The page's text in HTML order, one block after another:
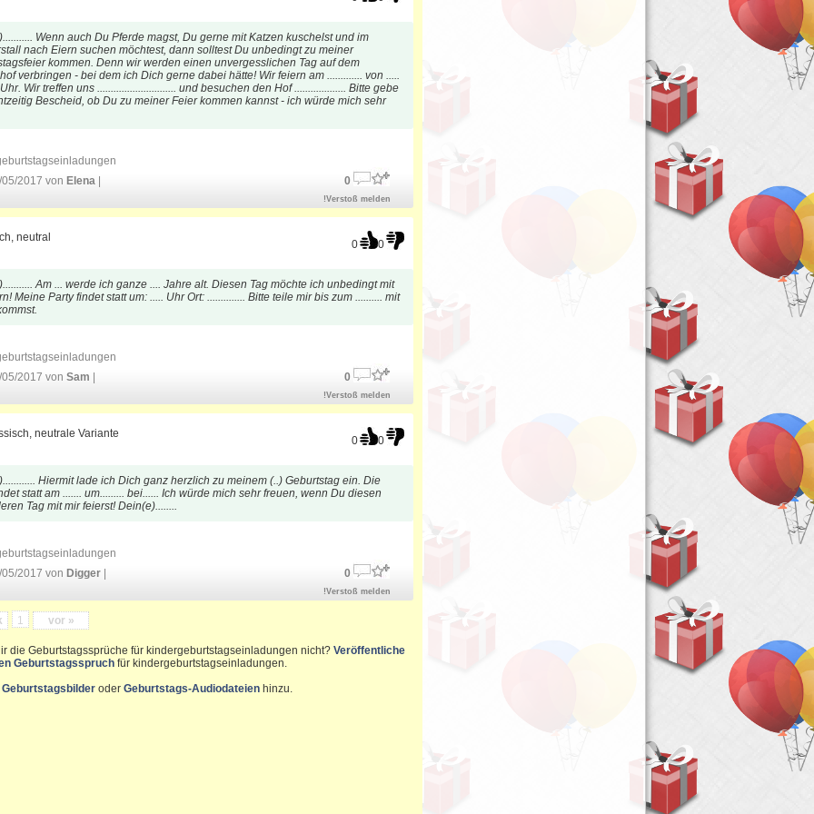
Wenn auch Du Pferde magst, Du gerne mit Katzen kuschelst und im
nach Eiern suchen möchtest, dann solltest Du unbedingt zu meiner
kommen. Denn wir werden einen unvergesslichen Tag auf dem
verbringen - bei dem ich Dich gerne dabei hätte! Wir feiern am ............. von .....
Wir treffen uns ............................. und besuchen den Hof ................... Bitte gebe
Bescheid, ob Du zu meiner Feier kommen kannst - ich würde mich sehr
2017 von Elena 0
!Verstoß melden
0 0
neutral
Am ... werde ich ganze .... Jahre alt. Diesen Tag möchte ich unbedingt mit
Meine Party findet statt um: ..... Uhr Ort: .............. Bitte teile mir bis zum .......... mit
2017 von Sam 0
!Verstoß melden
0 0
neutrale Variante
Hiermit lade ich Dich ganz herzlich zu meinem (..) Geburtstag ein. Die
statt am ....... um......... bei...... Ich würde mich sehr freuen, wenn Du diesen
Tag mit mir feierst! Dein(e)........
2017 von Digger 0
!Verstoß melden
1 vor »
die Geburtstagssprüche für kindergeburtstagseinladungen nicht? Veröffentliche
Geburtstagsspruch für kindergeburtstagseinladungen.
Geburtstagsbilder oder Geburtstags-Audiodateien hinzu.